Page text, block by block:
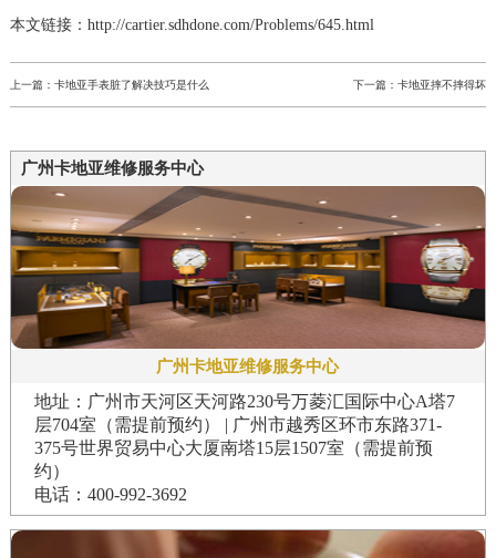
本文链接：http://cartier.sdhdone.com/Problems/645.html
上一篇： 卡地亚手表脏了解决技巧是什么 下一篇：卡地亚摔不摔得坏
广州卡地亚维修服务中心
广州卡地亚维修服务中心
地址：广州市天河区天河路230号万菱汇国际中心A塔7
层704室（需提前预约） | 广州市越秀区环市东路371-
375号世界贸易中心大厦南塔15层1507室（需提前预
约）
电话：400-992-3692